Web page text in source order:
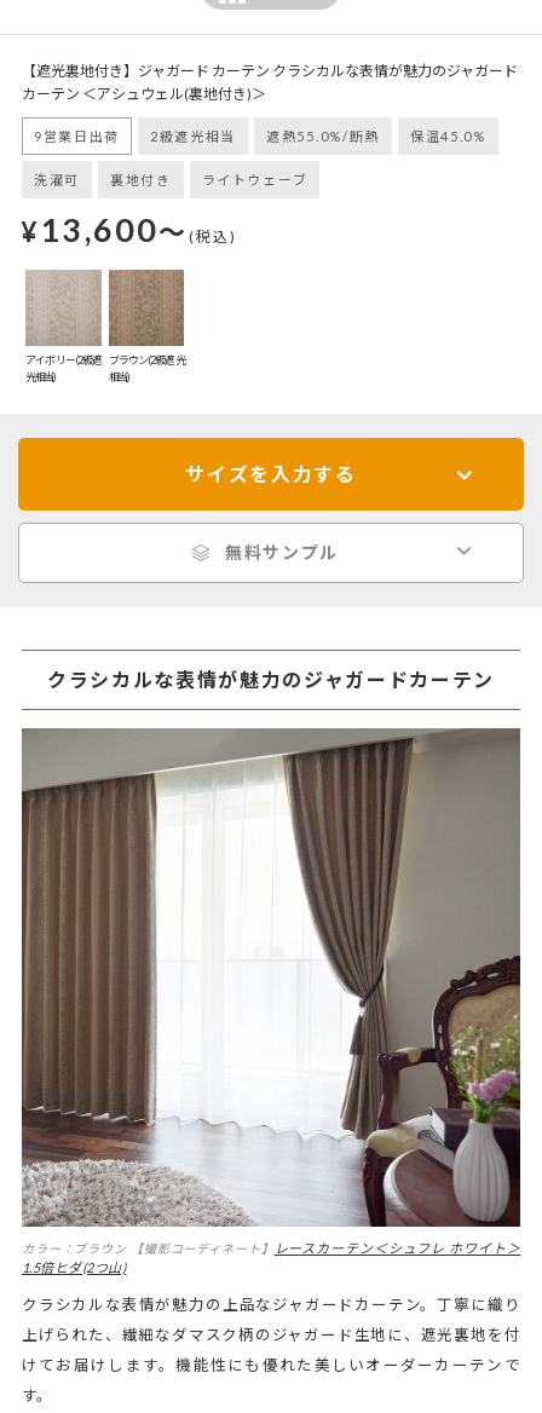
【遮光裏地付き】ジャガード カーテン クラシカルな表情が魅力のジャガード
カーテン ＜アシュウェル(裏地付き)＞
9営業日出荷 2級遮光相当 遮熱55.0%/断熱 保温45.0%
洗濯可 裏地付き ライトウェーブ
¥13,600～ (税込)
アイボリー(2級遮
光相当)
ブラウン(2級遮光
相当)
サイズを入力する
無料サンプル
クラシカルな表情が魅力のジャガードカーテン
カラー：ブラウン 【撮影コーディネート】
レースカーテン＜シュフレ ホワイト＞
1.5倍ヒダ(2つ山)
クラシカルな表情が魅力の上品なジャガードカーテン。丁寧に織り
上げられた、繊細なダマスク柄のジャガード生地に、遮光裏地を付
けてお届けします。機能性にも優れた美しいオーダーカーテンで
す。